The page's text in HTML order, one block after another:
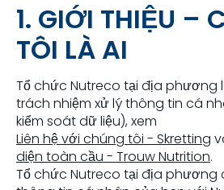
1. GIỚI THIỆU –
TÔI LÀ AI
Tổ chức Nutreco tại địa phương
trách nhiệm xử lý thông tin cá
kiểm soát dữ liệu), xem
Liên hệ với chúng tôi - Skretting
diện toàn cầu - Trouw Nutrition.
Tổ chức Nutreco tại địa phương